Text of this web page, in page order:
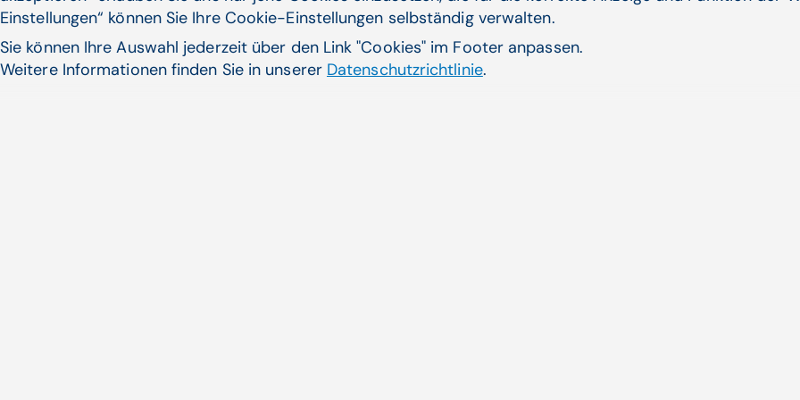
Verwandte Artikel
Einstellungen“ können Sie Ihre Cookie-Einstellungen selbständig verwalten.
Sie können Ihre Auswahl jederzeit über den Link "Cookies" im Footer anpassen.
Weitere Informationen finden Sie in unserer Datenschutzrichtlinie.